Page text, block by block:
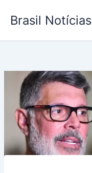
para
conteúdo
Brasil Notícias